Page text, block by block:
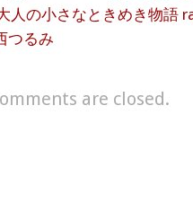
人の小さなときめき物語
つるみ
are closed.